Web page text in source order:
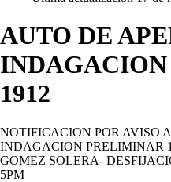
AUTO DE
1912
NOTIFICACION POR AVISO
INDAGACION PRELIMINAR
GOMEZ SOLERA-
5PM